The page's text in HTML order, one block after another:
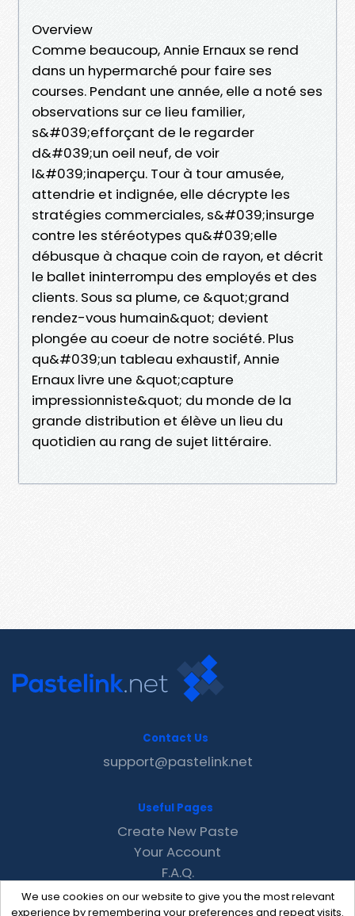
Overview
Comme beaucoup, Annie Ernaux se rend
dans un hypermarché pour faire ses
courses. Pendant une année, elle a noté ses
observations sur ce lieu familier,
s&#039;efforçant de le regarder
d&#039;un oeil neuf, de voir
l&#039;inaperçu. Tour à tour amusée,
attendrie et indignée, elle décrypte les
stratégies commerciales, s&#039;insurge
contre les stéréotypes qu&#039;elle
débusque à chaque coin de rayon, et décrit
le ballet ininterrompu des employés et des
clients. Sous sa plume, ce &quot;grand
rendez-vous humain&quot; devient
plongée au coeur de notre société. Plus
qu&#039;un tableau exhaustif, Annie
Ernaux livre une &quot;capture
impressionniste&quot; du monde de la
grande distribution et élève un lieu du
quotidien au rang de sujet littéraire.
We use cookies on our website to give you the most relevant
experience by remembering your preferences and repeat visits.
Contact Us
support@pastelink.net
Useful Pages
Create New Paste
Your Account
F.A.Q.
Recent